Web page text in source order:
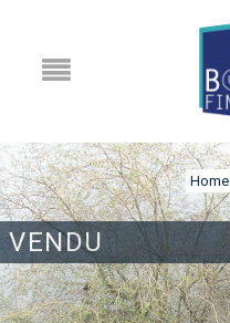
VENDU
Home
ANNONCE